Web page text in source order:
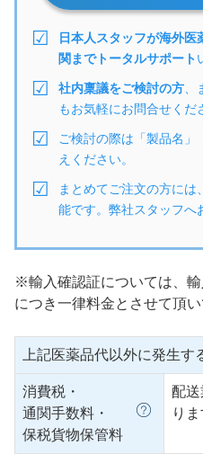
日本人スタッフが海外
関までトータルサポート
社内稟議をご検討の方
もお気軽にお問合せくだ
ご検討の際は「製品名
えください。
まとめてご注文の方に
能です。弊社スタッフへ
※輸入確認証については、
につき一律料金とさせて頂い
上記医薬品代以外に発生す
消費税・
通関手数料・
保税貨物保管料
配
りま